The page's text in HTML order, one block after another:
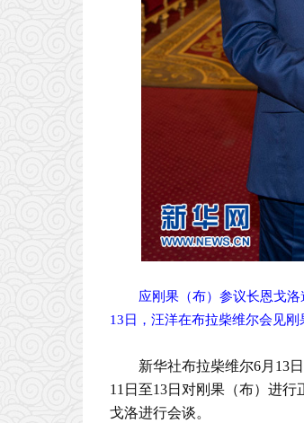
应刚果（布）参议长恩戈
13日，汪洋在布拉柴维尔会见
新华社布拉柴维尔6月13
11日至13日对刚果（布）进
戈洛进行会谈。